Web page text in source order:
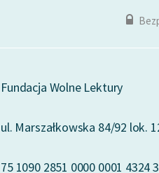
Fundacja Wolne Lektury
ul. Marszałkowska 84/92 lok.
75 1090 2851 0000 0001 4324